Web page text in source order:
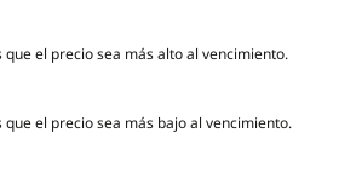
que el precio sea más alto al vencimiento.
que el precio sea más bajo al vencimiento.